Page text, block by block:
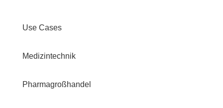
Use Cases
Medizintechnik
Pharmagroßhandel